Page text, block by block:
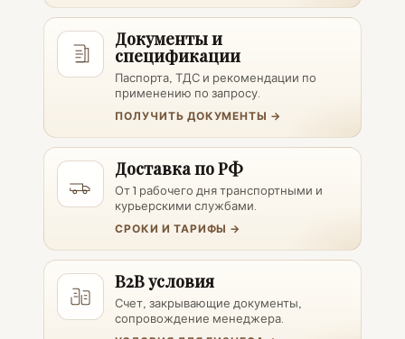
Документы и
спецификации
Паспорта, ТДС и рекомендации по
применению по запросу.
ПОЛУЧИТЬ ДОКУМЕНТЫ →
Доставка по РФ
От 1 рабочего дня транспортными и
курьерскими службами.
СРОКИ И ТАРИФЫ →
B2B условия
Счет, закрывающие документы,
сопровождение менеджера.